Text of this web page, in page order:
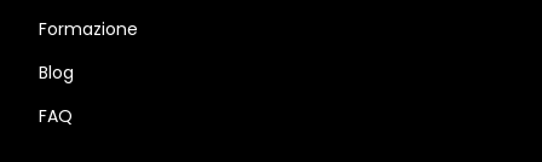
Formazione
Blog
FAQ